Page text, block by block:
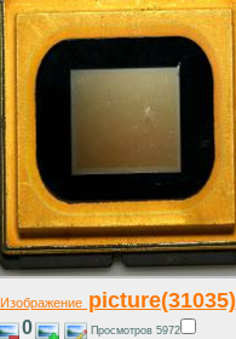
Изображениеpicture(31035)
0 Просмотров 5972